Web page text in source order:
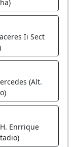
Ii Sect
(Alt.
Enrrique